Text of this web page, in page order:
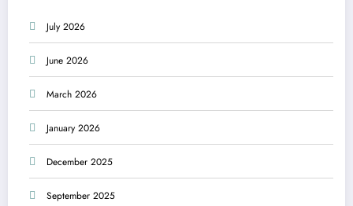
July 2026
June 2026
March 2026
January 2026
December 2025
September 2025